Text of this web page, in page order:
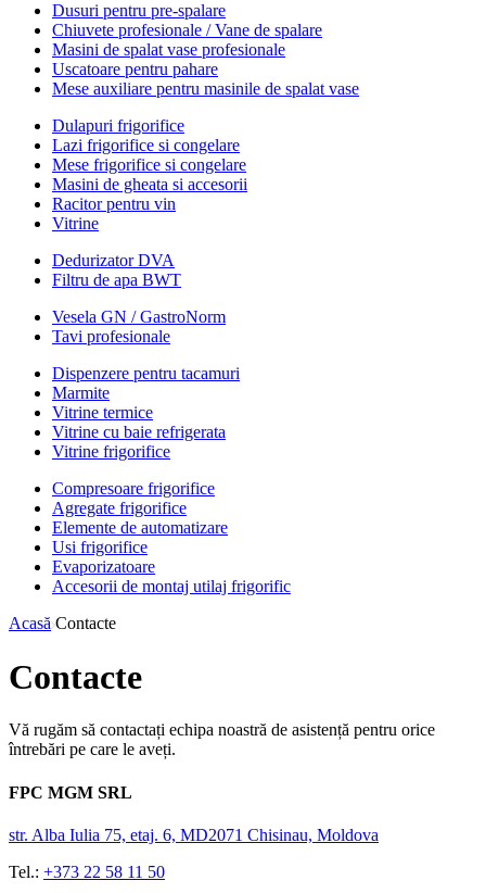
Dusuri pentru pre-spalare
Chiuvete profesionale / Vane de spalare
Masini de spalat vase profesionale
Uscatoare pentru pahare
Mese auxiliare pentru masinile de spalat vase
Dulapuri frigorifice
Lazi frigorifice si congelare
Mese frigorifice si congelare
Masini de gheata si accesorii
Racitor pentru vin
Vitrine
Dedurizator DVA
Filtru de apa BWT
Vesela GN / GastroNorm
Tavi profesionale
Dispenzere pentru tacamuri
Marmite
Vitrine termice
Vitrine cu baie refrigerata
Vitrine frigorifice
Compresoare frigorifice
Agregate frigorifice
Elemente de automatizare
Usi frigorifice
Evaporizatoare
Accesorii de montaj utilaj frigorific
Acasă Contacte
Contacte
Vă rugăm să contactați echipa noastră de asistență pentru orice
întrebări pe care le aveți.
FPC MGM SRL
str. Alba Iulia 75, etaj. 6, MD2071 Chisinau, Moldova
Tel.: +373 22 58 11 50